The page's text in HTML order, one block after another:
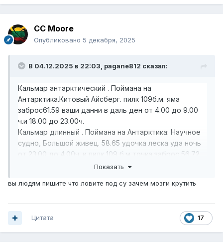
CC Moore
Опубликовано 5 декабря, 2025
В 04.12.2025 в 22:03, pagane812 сказал:
Кальмар антарктический . Поймана на
Антарктика.Китовый Айсберг. пилк 109б.м. яма
заброс61.59 ваши данни в даль ден от 4.00 до 9.00
ч.и 18.00 до 23.00ч.
Кальмар длинный . Поймана на Антарктика: Научное
судно, Большой живец. 58.65 удочка леска уда ночь
от 23.00 до 4.00ч. и пилк 109 б.м точка заброс 56.72
износ ката . Квест Антарктический промисел
Показать
вы людям пишите что ловите под су зачем мозги крутить
17
Цитата